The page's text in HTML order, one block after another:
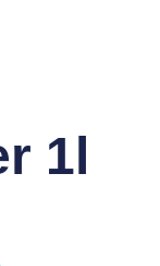
1l